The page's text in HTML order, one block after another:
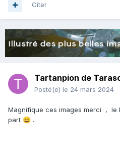
Citer
Tartanpion de
Posté(e) le 24 mars 2024
Magnifique ces images merci , le
part 😄 ..